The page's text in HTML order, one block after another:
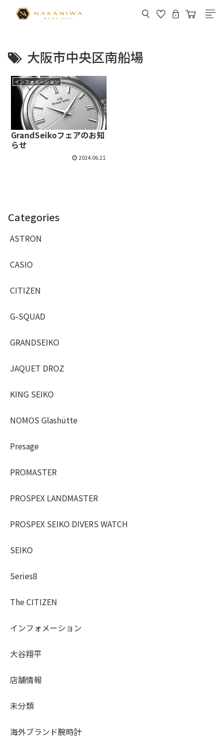
大阪市中央区南船場
インフォメーション
GrandSeikoフェアのお知
らせ
2024.06.21
Categories
ASTRON
CASIO
CITIZEN
G-SQUAD
GRANDSEIKO
JAQUET DROZ
KING SEIKO
NOMOS Glashütte
Presage
PROMASTER
PROSPEX LANDMASTER
PROSPEX SEIKO DIVERS WATCH
SEIKO
Series8
The CITIZEN
インフォメーション
大谷翔平
店舗情報
未分類
海外ブランド腕時計